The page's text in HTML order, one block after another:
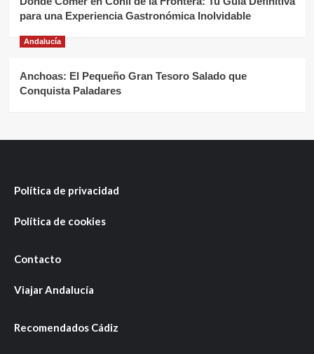
para una Experiencia Gastronómica Inolvidable
Andalucía
Anchoas: El Pequeño Gran Tesoro Salado que
Conquista Paladares
Política de privacidad
Política de cookies
Contacto
Viajar Andalucía
Recomendados Cádiz